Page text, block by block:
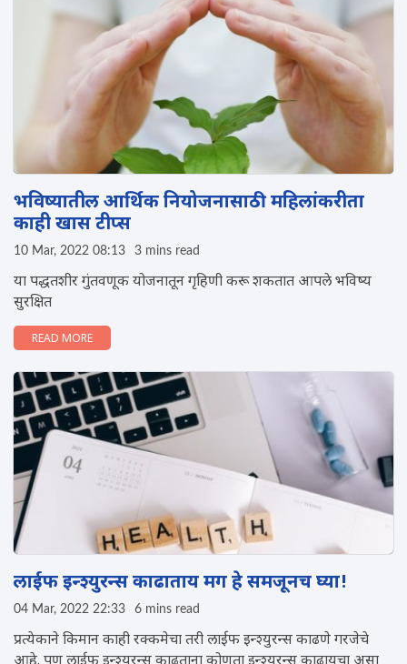
भविष्यातील आर्थिक नियोजनासाठी महिलांकरीता
काही खास टीप्स
10 Mar, 2022 08:13 3 mins read
या पद्धतशीर गुंतवणूक योजनातून गृहिणी करू शकतात आपले भविष्य
सुरक्षित
READ MORE
लाईफ इन्श्युरन्स काढाताय मग हे समजूनच घ्या!
04 Mar, 2022 22:33 6 mins read
प्रत्येकाने किमान काही रक्कमेचा तरी लाईफ इन्श्युरन्स काढणे गरजेचे